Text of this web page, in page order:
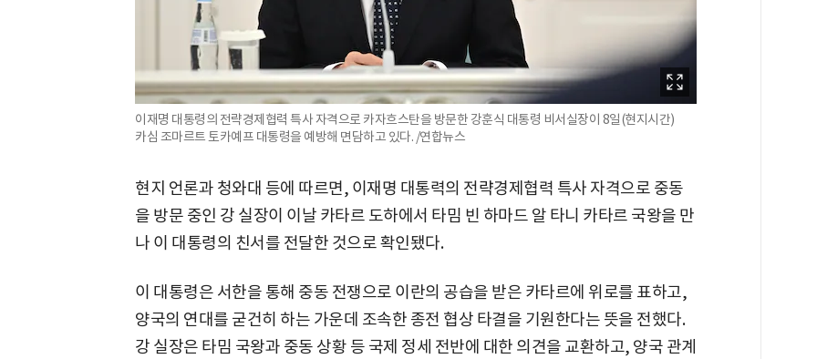
이재명 대통령의 전략경제협력 특사 자격으로 카자흐스탄을 방문한 강훈식 대통령 비서실장이 8일(현지시간)
카심 조마르트 토카예프 대통령을 예방해 면담하고 있다. /연합뉴스
현지 언론과 청와대 등에 따르면, 이재명 대통력의 전략경제협력 특사 자격으로 중동
을 방문 중인 강 실장이 이날 카타르 도하에서 타밈 빈 하마드 알 타니 카타르 국왕을 만
나 이 대통령의 친서를 전달한 것으로 확인됐다.
이 대통령은 서한을 통해 중동 전쟁으로 이란의 공습을 받은 카타르에 위로를 표하고,
양국의 연대를 굳건히 하는 가운데 조속한 종전 협상 타결을 기원한다는 뜻을 전했다.
강 실장은 타밈 국왕과 중동 상황 등 국제 정세 전반에 대한 의견을 교환하고, 양국 관계